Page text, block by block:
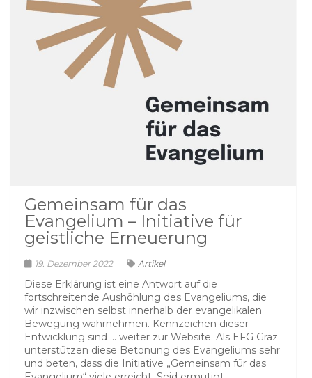
Gemeinsam für das
Evangelium – Initiative für
geistliche Erneuerung
19. Dezember 2022 Artikel
Diese Erklärung ist eine Antwort auf die
fortschreitende Aushöhlung des Evangeliums, die
wir inzwischen selbst innerhalb der evangelikalen
Bewegung wahrnehmen. Kennzeichen dieser
Entwicklung sind … weiter zur Website. Als EFG Graz
unterstützen diese Betonung des Evangeliums sehr
und beten, dass die Initiative „Gemeinsam für das